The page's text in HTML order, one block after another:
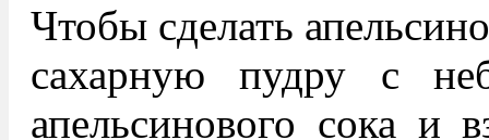
Чтобы сделать
сахарную пудру с
апельсинового сока и